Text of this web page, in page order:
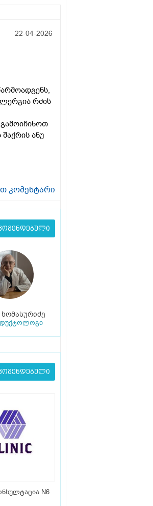
22-04-2026
რძის
ანუ
კომენტარი
N6